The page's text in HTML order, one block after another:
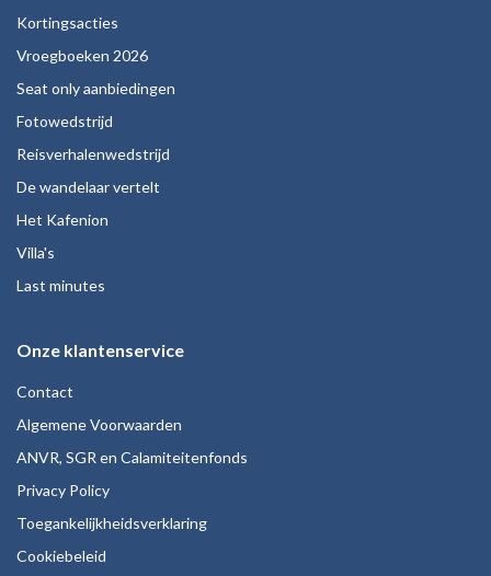
Kortingsacties
Vroegboeken 2026
Seat only aanbiedingen
Fotowedstrijd
Reisverhalenwedstrijd
De wandelaar vertelt
Het Kafenion
Villa's
Last minutes
Onze klantenservice
Contact
Algemene Voorwaarden
ANVR, SGR en Calamiteitenfonds
Privacy Policy
Toegankelijkheidsverklaring
Cookiebeleid